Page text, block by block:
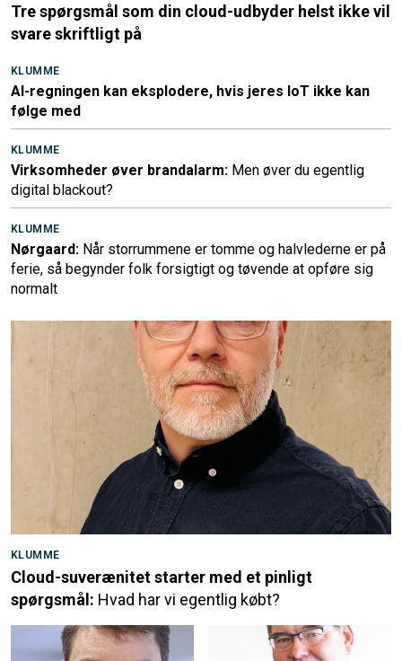
Tre spørgsmål som din cloud-udbyder helst ikke vil
svare skriftligt på
KLUMME
AI-regningen kan eksplodere, hvis jeres IoT ikke kan
følge med
KLUMME
Virksomheder øver brandalarm: Men øver du egentlig
digital blackout?
KLUMME
Nørgaard: Når storrummene er tomme og halvlederne er på
ferie, så begynder folk forsigtigt og tøvende at opføre sig
normalt
KLUMME
Cloud-suverænitet starter med et pinligt
spørgsmål: Hvad har vi egentlig købt?